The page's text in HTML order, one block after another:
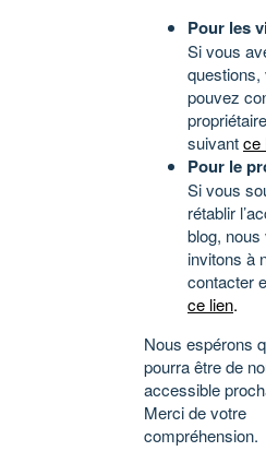
Pour les
Si vous
questions,
pouvez
suivantce
Pour le
Si vous
rétablir
blog, nous
invitons à
contacter
ce lien.
Nous espérons
pourra être de
accessible
Merci de votre
compréhension.